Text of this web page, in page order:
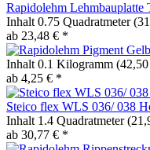
Rapidolehm Lehmbauplatte
Inhalt0.75 Quadratmeter
ab 23,48 € *
Inhalt0.1 Kilogramm
ab 4,25 € *
Steico flex WLS 036/ 038
Inhalt 1.4 Quadratmeter
ab 30,77 € *